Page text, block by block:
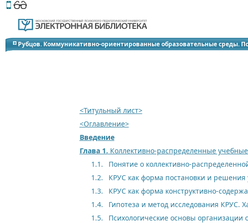
Этот сайт поддерживает
Рубцов. Коммуникативно-ориентированные образовательные среды.
<Титульный лист>
<Оглавление>
Введение
Глава 1. Коллективно-распределенные
1.1.
Понятие о коллективно-
1.2.
КРУС как форма постановки и
1.3.
КРУС как форма конструктивно-
1.4.
Гипотеза и метод исследования КРУС.
1.5.
Психологические основы организации